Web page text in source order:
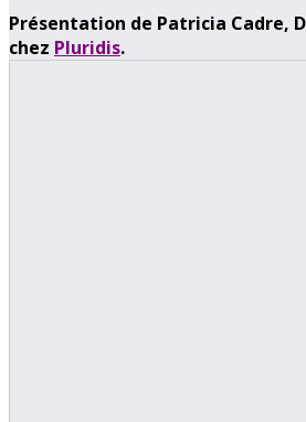
Présentation de Patricia Cadre,
chez Pluridis.